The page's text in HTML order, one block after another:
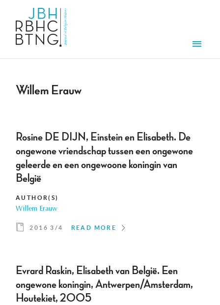
Willem Erauw
Rosine DE DIJN, Einstein en Elisabeth. De
ongewone vriendschap tussen een ongewone
geleerde en een ongewoone koningin van
België
AUTHOR(S)
Willem Erauw
2016 3/4 READ MORE
Evrard Raskin, Elisabeth van België. Een
ongewone koningin, Antwerpen/Amsterdam,
Houtekiet, 2005